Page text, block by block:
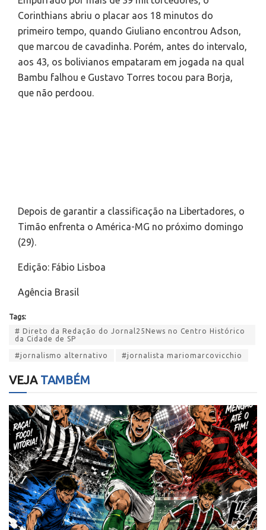
Corinthians abriu o placar aos 18 minutos do
primeiro tempo, quando Giuliano encontrou Adson,
que marcou de cavadinha. Porém, antes do intervalo,
aos 43, os bolivianos empataram em jogada na qual
Bambu falhou e Gustavo Torres tocou para Borja,
que não perdoou.
Depois de garantir a classificação na Libertadores, o
Timão enfrenta o América-MG no próximo domingo
(29).
Edição: Fábio Lisboa
Agência Brasil
Tags:
# Direto da Redação do Jornal25News no Centro Histórico
da Cidade de SP
#jornalismo alternativo #jornalista mariomarcovicchio
VEJATAMBÉM